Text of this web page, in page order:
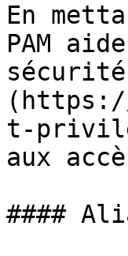
En
PAM
t-
aux
####